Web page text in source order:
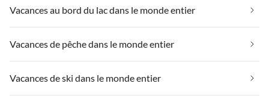
Vacances au bord du lac dans le monde entier
Vacances de pêche dans le monde entier
Vacances de ski dans le monde entier